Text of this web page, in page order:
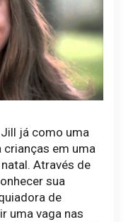
já como uma
crianças em uma
Através de
sua
de
uma vaga nas